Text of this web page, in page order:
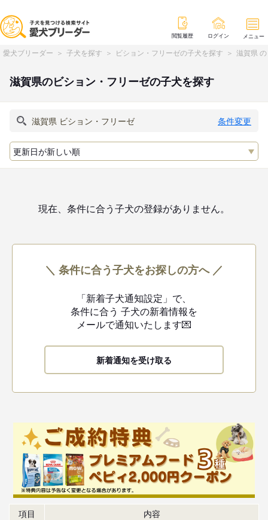
閲覧履歴 ログイン メニュー
愛犬ブリーダー 子犬を探す ビション・フリーゼの子犬を探す 滋賀県
滋賀県のビション・フリーゼの子犬を探す
条件変更
現在、条件に合う子犬の登録がありません。
＼ 条件に合う子犬をお探しの方へ ／
「新着子犬通知設定」で、
条件に合う 子犬の新着情報を
メールで通知いたします💌
新着通知を受け取る
項目
内容